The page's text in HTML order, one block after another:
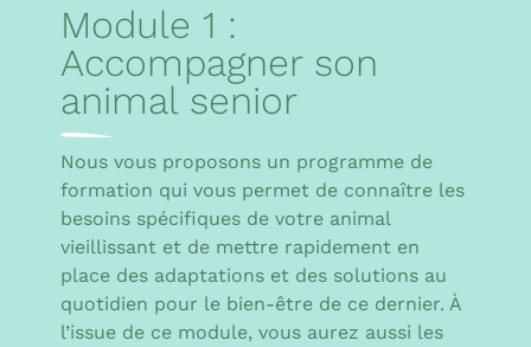
Module 1 :
Accompagner son
animal senior
Nous vous proposons un programme de
formation qui vous permet de connaître les
besoins spécifiques de votre animal
vieillissant et de mettre rapidement en
place des adaptations et des solutions au
quotidien pour le bien-être de ce dernier. À
l’issue de ce module, vous aurez aussi les